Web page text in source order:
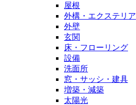
屋根
外構・エクステリア
外壁
玄関
床・フローリング
設備
洗面所
窓・サッシ・建具
増築・減築
太陽光